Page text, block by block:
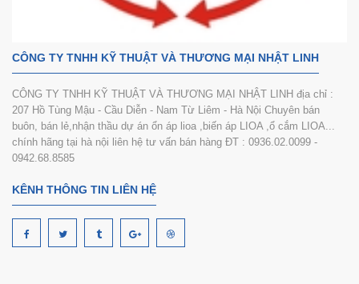
CÔNG TY TNHH KỸ THUẬT VÀ THƯƠNG MẠI NHẬT LINH
CÔNG TY TNHH KỸ THUẬT VÀ THƯƠNG MẠI NHẬT LINH địa chỉ :
207 Hồ Tùng Mậu - Cầu Diễn - Nam Từ Liêm - Hà Nội Chuyên bán
buôn, bán lẻ,nhận thầu dự án ổn áp lioa ,biến áp LIOA ,ổ cắm LIOA...
chính hãng tại hà nội liên hệ tư vấn bán hàng ĐT : 0936.02.0099 -
0942.68.8585
KÊNH THÔNG TIN LIÊN HỆ